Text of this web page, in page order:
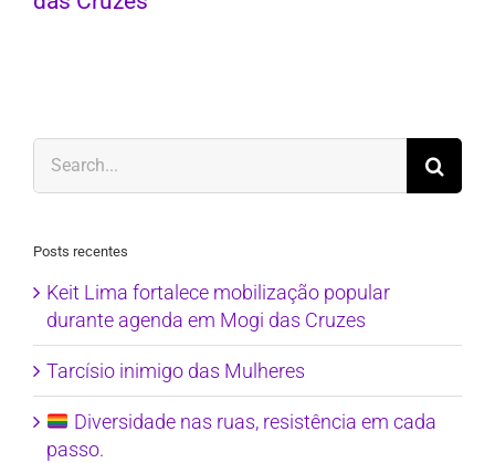
for:
Posts recentes
Keit Lima fortalece mobilização popular
durante agenda em Mogi das Cruzes
Tarcísio inimigo das Mulheres
Diversidade nas ruas, resistência em cada
passo.